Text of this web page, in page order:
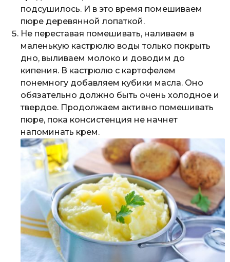
подсушилось. И в это время помешиваем
пюре деревянной лопаткой.
Не переставая помешивать, наливаем в
маленькую кастрюлю воды только покрыть
дно, выливаем молоко и доводим до
кипения. В кастрюлю с картофелем
понемногу добавляем кубики масла. Оно
обязательно должно быть очень холодное и
твердое. Продолжаем активно помешивать
пюре, пока консистенция не начнет
напоминать крем.